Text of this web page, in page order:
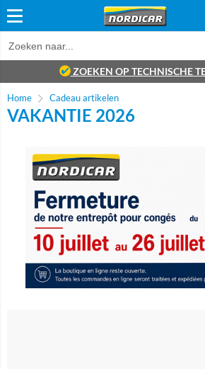
ZOEKEN OP TECHNISCHE
Home Cadeau artikelen
VAKANTIE 2026